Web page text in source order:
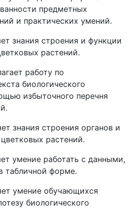
предметных
и практических умений.
знания строения и функции
растений.
работу по
биологического
избыточного перечня
знания строения органов и
растений.
умение работать с данными,
табличной форме.
умение обучающихся
биологического